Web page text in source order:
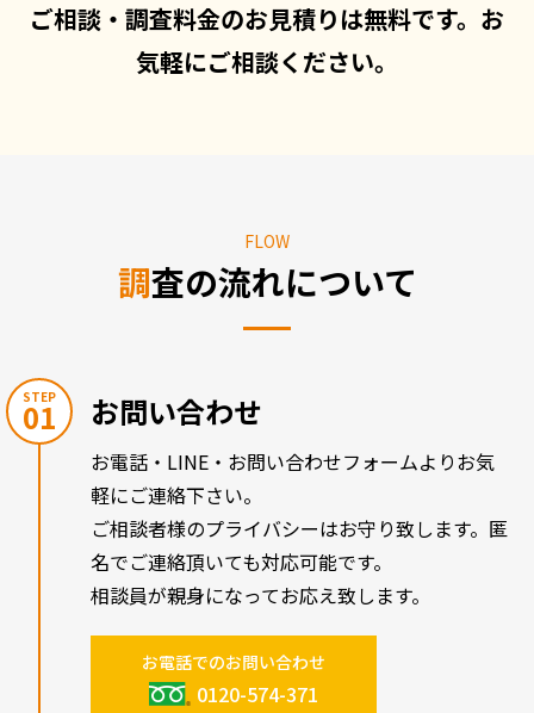
ご相談・調査料金のお見積りは無料です。お
気軽にご相談ください。
FLOW
調査の流れについて
STEP
01 お問い合わせ
お電話・LINE・お問い合わせフォームよりお気
軽にご連絡下さい。
ご相談者様のプライバシーはお守り致します。匿
名でご連絡頂いても対応可能です。
相談員が親身になってお応え致します。
お電話でのお問い合わせ
0120-574-371